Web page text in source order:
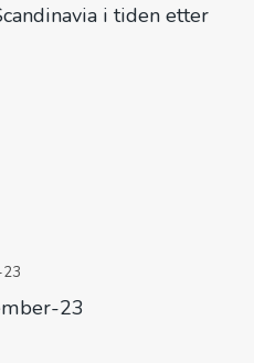
i tiden etter
23